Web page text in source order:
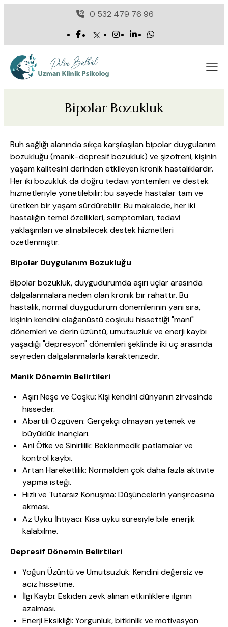
0 532 479 76 96
Bipolar Bozukluk
Ruh sağlığı alanında sıkça karşılaşılan bipolar duygulanım
bozukluğu (manik-depresif bozukluk) ve şizofreni, kişinin
yaşam kalitesini derinden etkileyen kronik hastalıklardır.
Her iki bozukluk da doğru tedavi yöntemleri ve destek
hizmetleriyle yönetilebilir; bu sayede hastalar tam ve
üretken bir yaşam sürdürebilir. Bu makalede, her iki
hastalığın temel özellikleri, semptomları, tedavi
yaklaşımları ve alınabilecek destek hizmetleri
özetlenmiştir.
Bipolar Duygulanım Bozukluğu
Bipolar bozukluk, duygudurumda aşırı uçlar arasında
dalgalanmalara neden olan kronik bir rahattır. Bu
hastalık, normal duygudurum dönemlerinin yanı sıra,
kişinin kendini olağanüstü coşkulu hissettiği "mani"
dönemleri ve derin üzüntü, umutsuzluk ve enerji kaybı
yaşadığı "depresyon" dönemleri şeklinde iki uç arasında
seyreden dalgalanmalarla karakterizedir.
Manik Dönemin Belirtileri
Aşırı Neşe ve Coşku: Kişi kendini dünyanın zirvesinde
hisseder.
Abartılı Özgüven: Gerçekçi olmayan yetenek ve
büyüklük inançları.
Ani Öfke ve Sinirlilik: Beklenmedik patlamalar ve
kontrol kaybı.
Artan Hareketlilik: Normalden çok daha fazla aktivite
yapma isteği.
Hızlı ve Tutarsız Konuşma: Düşüncelerin yarışırcasına
akması.
Az Uyku İhtiyacı: Kısa uyku süresiyle bile enerjik
kalabilme.
Depresif Dönemin Belirtileri
Yoğun Üzüntü ve Umutsuzluk: Kendini değersiz ve
aciz hissetme.
İlgi Kaybı: Eskiden zevk alınan etkinliklere ilginin
azalması.
Enerji Eksikliği: Yorgunluk, bitkinlik ve motivasyon